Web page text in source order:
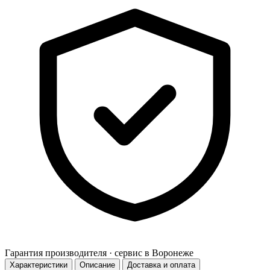
Гарантия производителя · сервис в Воронеже
Характеристики Описание Доставка и оплата